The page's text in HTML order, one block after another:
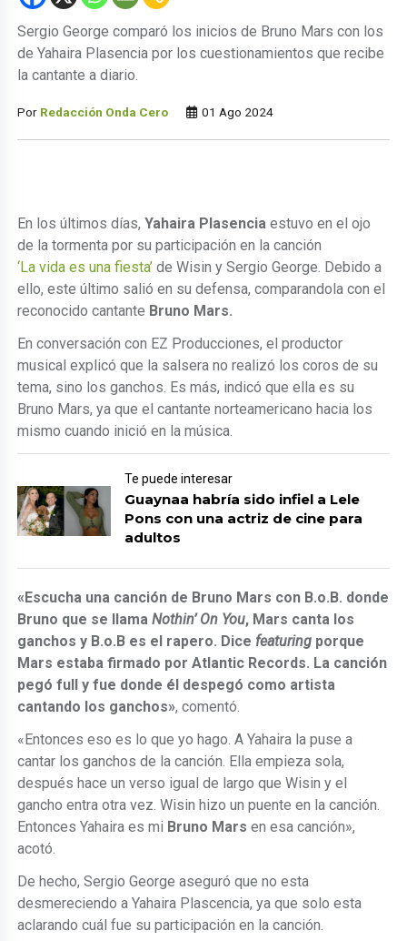
Sergio George comparó los inicios de Bruno Mars con los
de Yahaira Plasencia por los cuestionamientos que recibe
la cantante a diario.
Por Redacción Onda Cero 01 Ago 2024
En los últimos días,Yahaira Plasencia estuvo en el ojo
de la tormenta por su participación en la canción
‘La vida es una fiesta’ de Wisin y Sergio George. Debido a
ello, este último salió en su defensa, comparandola con el
reconocido cantante Bruno Mars.
En conversación con EZ Producciones, el productor
musical explicó que la salsera no realizó los coros de su
tema, sino los ganchos. Es más, indicó que ella es su
Bruno Mars, ya que el cantante norteamericano hacia los
mismo cuando inició en la música.
Te puede interesar
Guaynaa habría sido infiel a Lele
Pons con una actriz de cine para
adultos
«Escucha una canción de Bruno Mars con B.o.B. donde
Bruno que se llamaNothin’ On You, Mars canta los
ganchos y B.o.B es el rapero. Dice featuring porque
Mars estaba firmado por Atlantic Records. La canción
pegó full y fue donde él despegó como artista
cantando los ganchos», comentó.
«Entonces eso es lo que yo hago. A Yahaira la puse a
cantar los ganchos de la canción. Ella empieza sola,
después hace un verso igual de largo que Wisin y el
gancho entra otra vez. Wisin hizo un puente en la canción.
Entonces Yahaira es mi Bruno Marsen esa canción»,
acotó.
De hecho, Sergio George aseguró que no esta
desmereciendo a Yahaira Plascencia, ya que solo esta
aclarando cuál fue su participación en la canción.